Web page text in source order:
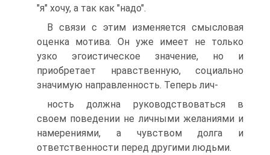
"я" хочу, а так как "надо".
В связи с этим изменяется смысловая
оценка мотива. Он уже имеет не только
узко эгоистическое значение, но и
приобретает нравственную, социально
значимую направленность. Теперь лич-
ность должна руководствоваться в
своем поведении не личными желаниями и
намерениями, а чувством долга и
ответственности перед другими людьми.